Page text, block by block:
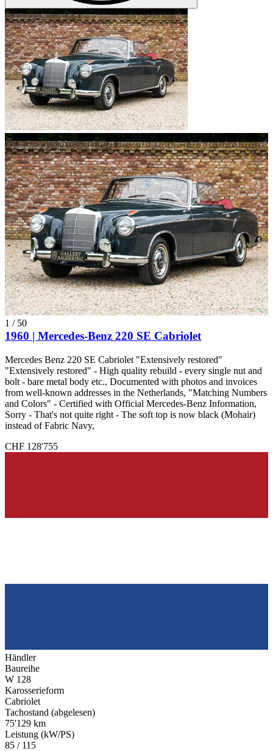
1 / 50
1960 | Mercedes-Benz 220 SE Cabriolet
Mercedes Benz 220 SE Cabriolet "Extensively restored"
"Extensively restored" - High quality rebuild - every single nut and
bolt - bare metal body etc., Documented with photos and invoices
from well-known addresses in the Netherlands, "Matching Numbers
and Colors" - Certified with Official Mercedes-Benz Information,
Sorry - That's not quite right - The soft top is now black (Mohair)
instead of Fabric Navy,
CHF 128'755
Händler
Baureihe
W 128
Karosserieform
Cabriolet
Tachostand (abgelesen)
75'129 km
Leistung (kW/PS)
85 / 115